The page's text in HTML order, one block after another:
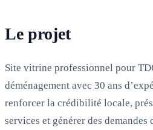
Le projet
Site vitrine professionnel pour
déménagement avec 30 ans
renforcer la crédibilité locale,
services et générer des demandes